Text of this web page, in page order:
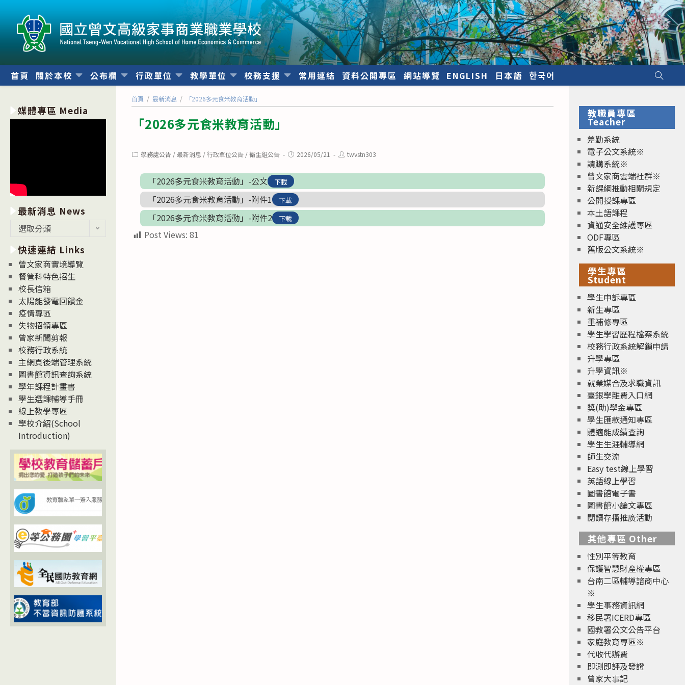
內
首頁 關於本校 公布欄 行政單位 教學單位 校務支援 常用連結 資料公開專區 網站導覽 ENGLISH 日本語 한국어
首頁 / 最新消息 / 「2026多元食米教育活動」
「2026多元食米教育活動」
Post學務處公告 / 最新消息 / 行政單位公告 / 衛生組公告
Post2026/05/21
Posttwvstn303
「2026多元食米教育活動」-公文 下載
「2026多元食米教育活動」-附件1 下載
「2026多元食米教育活動」-附件2 下載
Post Views: 81
媒體專區 Media
最新消息 News
消
息
News
選取分類
快速連結 Links
曾文家商實境導覽
餐管科特色招生
校長信箱
太陽能發電回饋金
疫情專區
失物招領專區
曾家新聞剪報
校務行政系統
主網頁後端管理系統
圖書館資訊查詢系統
學年課程計畫書
學生選課輔導手冊
線上教學專區
學校介紹(School
Introduction)
教職員專區
Teacher
差勤系統
電子公文系統※
請購系統※
曾文家商雲端社群※
新課綱推動相關規定
公開授課專區
本土語課程
資通安全維護專區
ODF專區
舊版公文系統※
學生專區
Student
學生申訴專區
新生專區
重補修專區
學生學習歷程檔案系統
校務行政系統解鎖申請
升學專區
升學資訊※
就業媒合及求職資訊
臺銀學雜費入口網
獎(助)學金專區
學生匯款通知專區
體適能成績查詢
學生生涯輔導網
師生交流
Easy test線上學習
英語線上學習
圖書館電子書
圖書館小論文專區
閱讀存摺推廣活動
其他專區 Other
性別平等教育
保護智慧財產權專區
台南二區輔導諮商中心
※
學生事務資訊網
移民署ICERD專區
國教署公文公告平台
家庭教育專區※
代收代辦費
即測即評及發證
曾家大事記